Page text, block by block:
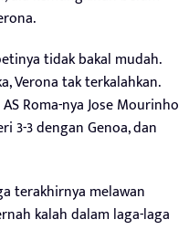
tidak bakal mudah.
Verona tak terkalahkan.
Roma-nya Jose Mourinho
3-3 dengan Genoa, dan
terakhirnya melawan
kalah dalam laga-laga